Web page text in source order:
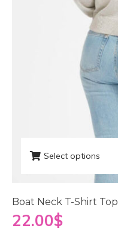
Select options
Boat Neck T-Shirt Top
22.00$